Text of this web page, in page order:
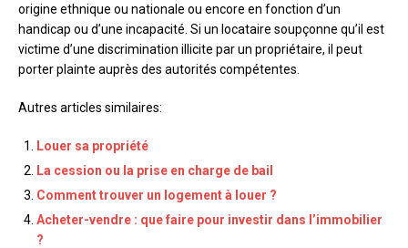
origine ethnique ou nationale ou encore en fonction d’un
handicap ou d’une incapacité. Si un locataire soupçonne qu’il est
victime d’une discrimination illicite par un propriétaire, il peut
porter plainte auprès des autorités compétentes.
Autres articles similaires:
Louer sa propriété
La cession ou la prise en charge de bail
Comment trouver un logement à louer ?
Acheter-vendre : que faire pour investir dans l’immobilier
?